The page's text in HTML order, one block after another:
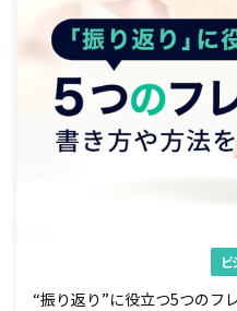
ビ
“振り返り”に役立つ5つのフ